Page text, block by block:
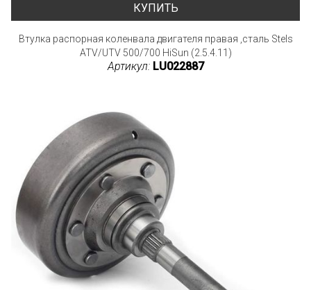
КУПИТЬ
Втулка распорная коленвала двигателя правая ,сталь Stels
ATV/UTV 500/700 HiSun (2.5.4.11)
Артикул: LU022887